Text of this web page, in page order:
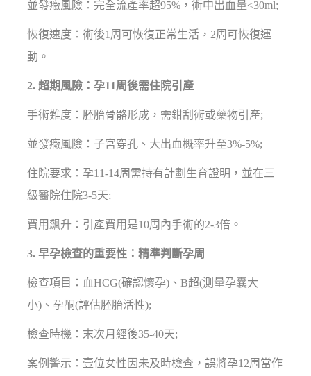
並發癥風險：完全流產率超95%，術中出血量<30ml;
恢復速度：術後1周可恢復正常生活，2周可恢復運
動。
2. 超期風險：孕11周後需住院引產
手術難度：胚胎骨骼形成，需鉗刮術或藥物引產;
並發癥風險：子宮穿孔、大出血概率升至3%-5%;
住院要求：孕11-14周需持有計劃生育證明，並在三
級醫院住院3-5天;
費用飆升：引產費用是10周內手術的2-3倍。
3. 早孕檢查的重要性：精準判斷孕周
檢查項目：血HCG(確認懷孕)、B超(測量孕囊大
小)、孕酮(評估胚胎活性);
檢查時機：末次月經後35-40天;
案例警示：壹位女性因未及時檢查，誤將孕12周當作